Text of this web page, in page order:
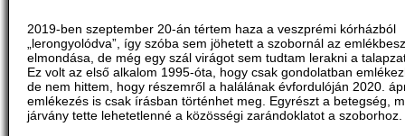
2019-ben szeptember 20-án tértem haza a veszprémi kórházból
„lerongyolódva”, így szóba sem jöhetett a szobornál az
elmondása, de még egy szál virágot sem tudtam lerakni a
Ez volt az első alkalom 1995-óta, hogy csak gondolatban
de nem hittem, hogy részemről a halálának évfordulóján 2020.
emlékezés is csak írásban történhet meg. Egyrészt a betegség,
járvány tette lehetetlenné a közösségi zarándoklatot a szoborhoz.